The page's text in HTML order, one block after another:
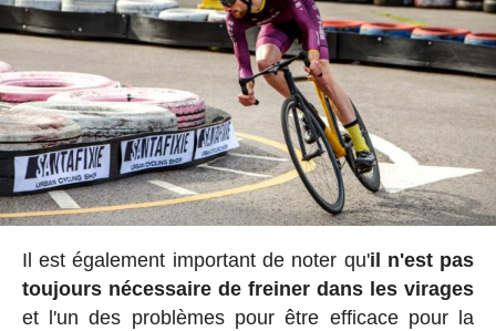
Il est également important de noter qu'il n'est pas
toujours nécessaire de freiner dans les virages
et l'un des problèmes pour être efficace pour la